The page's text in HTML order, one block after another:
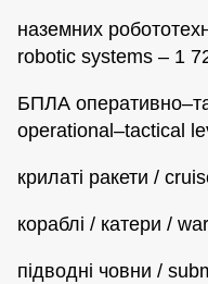
наземних
robotic systems – 1
БПЛА
operational–tactical
крилаті ракети /
кораблі / катери /
підводні човни /